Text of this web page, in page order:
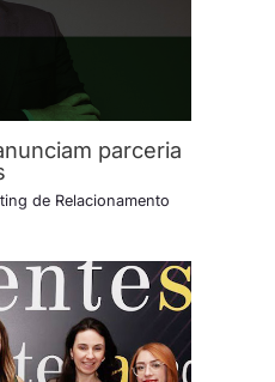
parceria
de Relacionamento